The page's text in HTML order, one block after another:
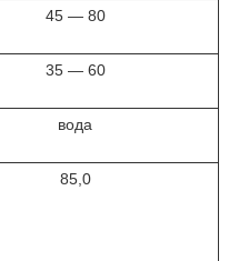
45 — 80
35 — 60
вода
85,0